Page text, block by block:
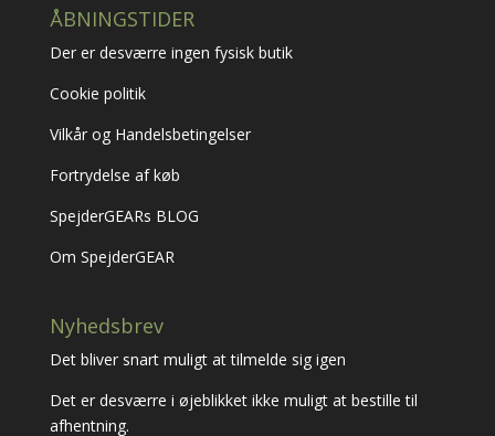
ÅBNINGSTIDER
Der er desværre ingen fysisk butik
Cookie politik
Vilkår og Handelsbetingelser
Fortrydelse af køb
SpejderGEARs BLOG
Om SpejderGEAR
Nyhedsbrev
Det bliver snart muligt at tilmelde sig igen
Det er desværre i øjeblikket ikke muligt at bestille til
afhentning.